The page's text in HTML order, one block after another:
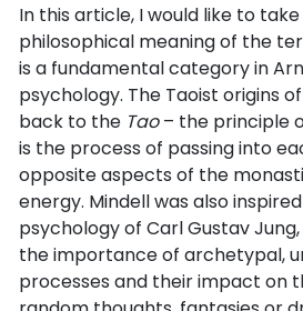
In this article, I would like to
philosophical meaning of the
is a fundamental category in
psychology. The Taoist origins
back to the Tao– the principle
is the process of passing into
opposite aspects of the
energy. Mindell was also
psychology of Carl Gustav
the importance of archetypal,
processes and their impact on